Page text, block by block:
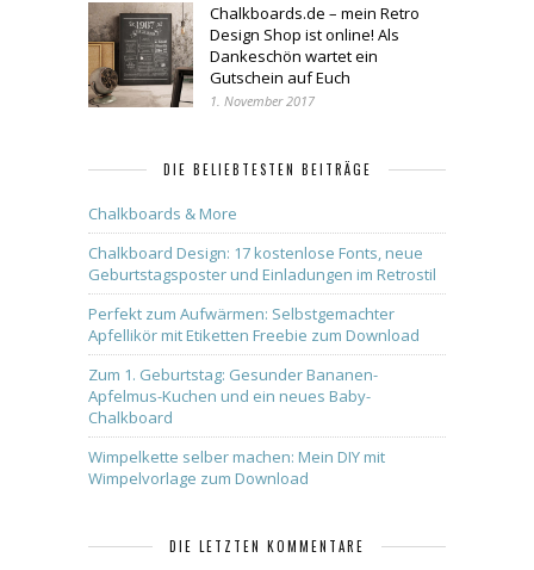
Chalkboards.de – mein Retro
Design Shop ist online! Als
Dankeschön wartet ein
Gutschein auf Euch
1. November 2017
DIE BELIEBTESTEN BEITRÄGE
Chalkboards & More
Chalkboard Design: 17 kostenlose Fonts, neue
Geburtstagsposter und Einladungen im Retrostil
Perfekt zum Aufwärmen: Selbstgemachter
Apfellikör mit Etiketten Freebie zum Download
Zum 1. Geburtstag: Gesunder Bananen-
Apfelmus-Kuchen und ein neues Baby-
Chalkboard
Wimpelkette selber machen: Mein DIY mit
Wimpelvorlage zum Download
DIE LETZTEN KOMMENTARE